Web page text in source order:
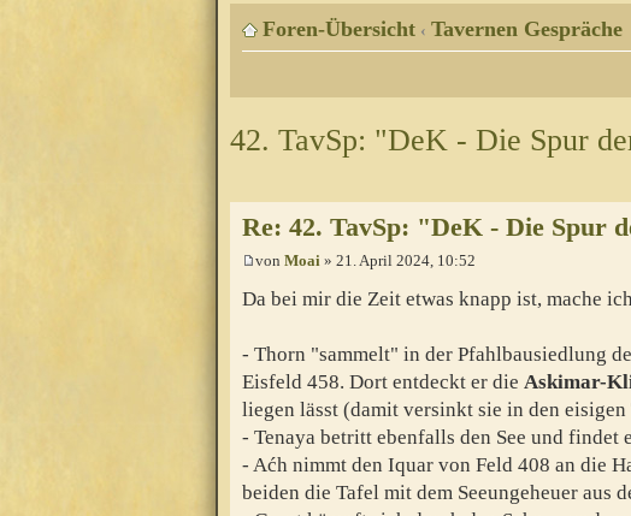
Foren-Übersicht ‹ Tavernen Gespräche
42. TavSp: "DeK - Die Spur
Re: 42. TavSp: "DeK - Die Spur
von Moai » 21. April 2024, 10:52
Da bei mir die Zeit etwas knapp ist, mache
- Thorn "sammelt" in der Pfahlbausiedlung
Eisfeld 458. Dort entdeckt er die Askimar-
liegen lässt (damit versinkt sie in den
- Tenaya betritt ebenfalls den See und findet
- Aćh nimmt den Iquar von Feld 408 an die
beiden die Tafel mit dem Seeungeheuer aus